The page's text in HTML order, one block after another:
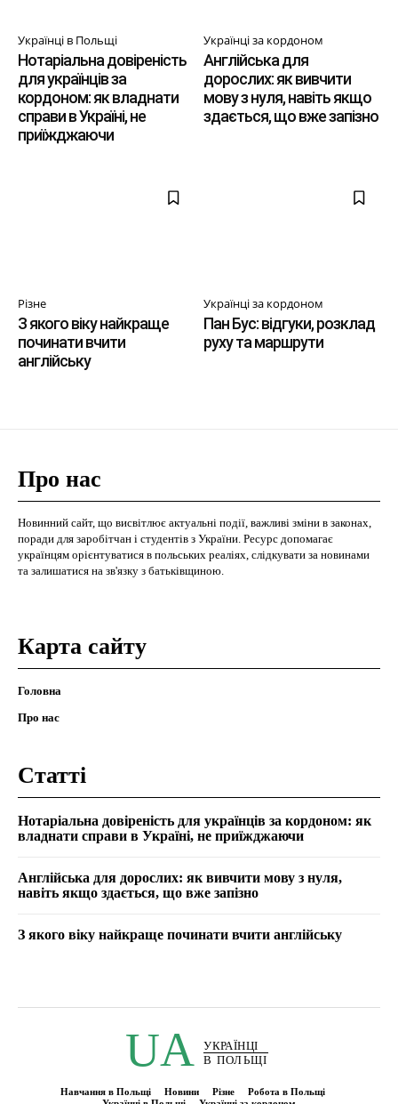
Українці в Польщі
Нотаріальна довіреність
для українців за
кордоном: як владнати
справи в Україні, не
приїжджаючи
Українці за кордоном
Англійська для
дорослих: як вивчити
мову з нуля, навіть якщо
здається, що вже запізно
Різне
З якого віку найкраще
починати вчити
англійську
Українці за кордоном
Пан Бус: відгуки, розклад
руху та маршрути
Про нас
Новинний сайт, що висвітлює актуальні події, важливі зміни в законах,
поради для заробітчан і студентів з України. Ресурс допомагає
українцям орієнтуватися в польських реаліях, слідкувати за новинами
та залишатися на зв'язку з батьківщиною.
Карта сайту
Головна
Про нас
Статті
Нотаріальна довіреність для українців за кордоном: як
владнати справи в Україні, не приїжджаючи
Англійська для дорослих: як вивчити мову з нуля,
навіть якщо здається, що вже запізно
З якого віку найкраще починати вчити англійську
UA
УКРАЇНЦІ
В ПОЛЬЩІ
Навчання в Польщі Новини Різне
Робота в Польщі